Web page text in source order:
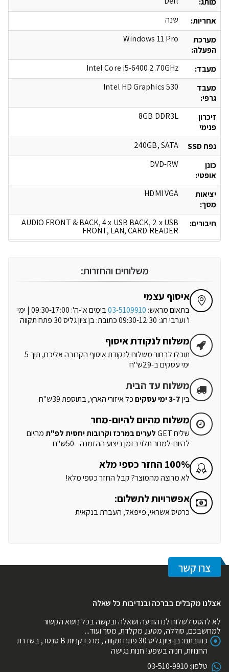
אחריות:
שנה
מערכת
הפעלה:
Windows 11 Pro
מעבד:
Intel Core i5-6400 2.70GHz
מעבד
גרפי:
Intel HD Graphics 530
זיכרון
פנימי
8GB DDR3L
נפח SSD
240GB, SATA
כונן
אופטי:
DVD-RW
יציאות
מסך:
HDMI VGA
חיבורים: AUDIO FRONT & BACK, 4 x USB BACK, 2 x USB
FRONT, LAN, CARD READER
משלוחים והחזרות:
איסוף עצמי
בתאום מראש: 03-5109910
בימים א'-ה': 09:30-17:00 | ימי
ו' וערבי חג: 09:30-12:30 כתובת: בן ציון גליס 30 פתח תקווה
משלוח לנקודת איסוף
תוכלו לבחור משלוח לנקודת איסוף הקרובה אליכם, תוך 5
ימי עסקים ב-29ש"ח
משלוח עד הבית
בין3-7 ימי עסקים כל איזורי הארץ, בתוספת 39ש"ח
משלוח מהיום להיום-מחר
שליח GET לערים במרכז וקרובות יחסית לפ"תמהיום
להיום-למחר תלוי בזמן ביצוע ההזמנה - 50ש"ח
100% החזר כספי מלא
לא מרוצה מהמוצר? קבל החזר כספי מלא!
אפשרויות לתשלום:
כרטיס אשראי, פייפאל, העברת בנקאית
צרו קשר
אצלנו מקבלים בברכה ובנדיבות כל שאלה
לא להסס לשלוח לנו הודעה ושאלה ובקשה בכל נושא הקשור
למחשבכם, סוללה, מטען, מקלדת, מסך ועוד...
כתובתנו:
בן-ציון גליס 30 פתח תקווה , מרכז קניות B סנטר, בשדרת
החנויות, חניה בשפע! חנות נגישה
טלפון: 03-510-9910